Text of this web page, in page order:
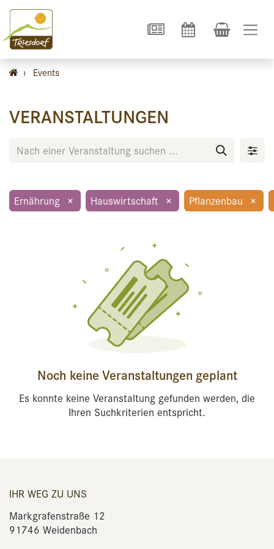
› Events
VERANSTALTUNGEN
Ernährung × Hauswirtschaft × Pflanzenbau ×
Noch keine Veranstaltungen geplant
Es konnte keine Veranstaltung gefunden werden, die
Ihren Suchkriterien entspricht.
IHR WEG ZU UNS
Markgrafenstraße 12
91746 Weidenbach